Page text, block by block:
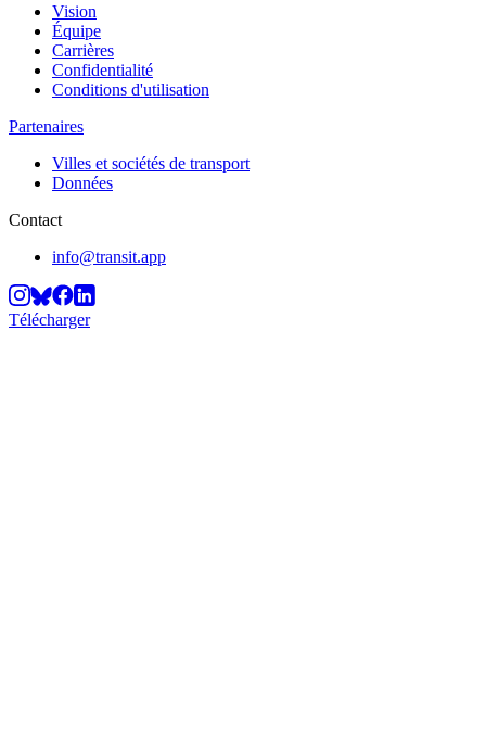
Vision
Équipe
Carrières
Confidentialité
Conditions d'utilisation
Partenaires
Villes et sociétés de transport
Données
Contact
info@transit.app
Télécharger